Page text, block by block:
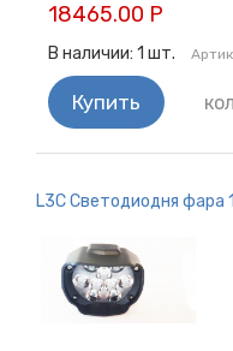
18465.00 Р
В наличии: 1 шт.
Купить
L3C Светодиодня фара